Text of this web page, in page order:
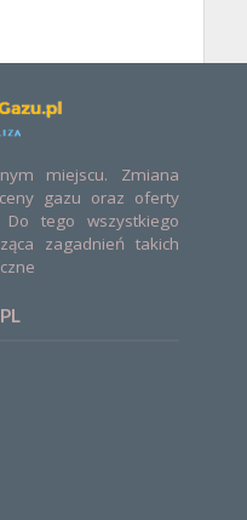
miejscu. Zmiana
gazu oraz oferty
Do tego wszystkiego
zagadnień takich